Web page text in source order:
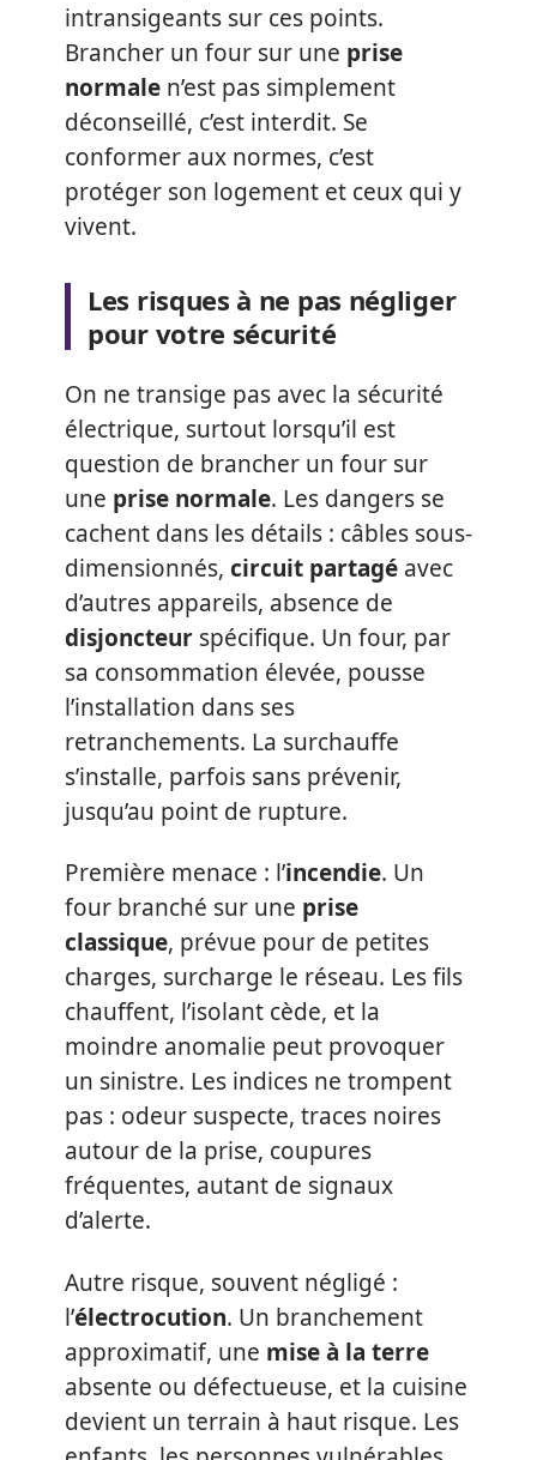
intransigeants sur ces points.
Brancher un four sur une prise
normale n’est pas simplement
déconseillé, c’est interdit. Se
conformer aux normes, c’est
protéger son logement et ceux qui y
vivent.
Les risques à ne pas négliger
pour votre sécurité
On ne transige pas avec la sécurité
électrique, surtout lorsqu’il est
question de brancher un four sur
une prise normale. Les dangers se
cachent dans les détails : câbles sous-
dimensionnés, circuit partagé avec
d’autres appareils, absence de
disjoncteur spécifique. Un four, par
sa consommation élevée, pousse
l’installation dans ses
retranchements. La surchauffe
s’installe, parfois sans prévenir,
jusqu’au point de rupture.
Première menace : l’incendie. Un
four branché sur une prise
classique, prévue pour de petites
charges, surcharge le réseau. Les fils
chauffent, l’isolant cède, et la
moindre anomalie peut provoquer
un sinistre. Les indices ne trompent
pas : odeur suspecte, traces noires
autour de la prise, coupures
fréquentes, autant de signaux
d’alerte.
Autre risque, souvent négligé :
l’électrocution. Un branchement
approximatif, une mise à la terre
absente ou défectueuse, et la cuisine
devient un terrain à haut risque. Les